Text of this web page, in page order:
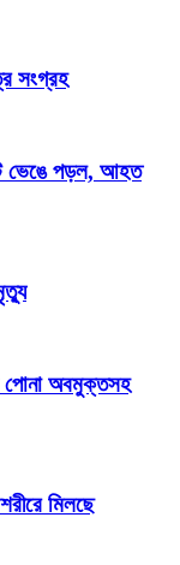
সংগ্রহ
ভেঙে পড়ল, আহত
পোনা অবমুক্তসহ
মিলছে